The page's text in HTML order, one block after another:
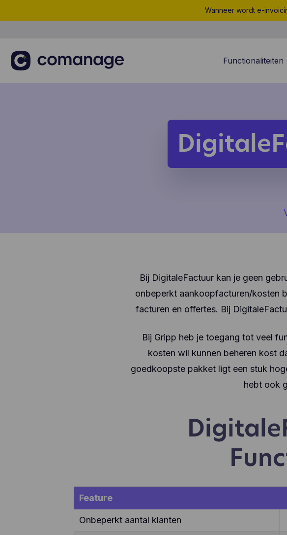
Wanneer wordt e-
Functionaliteiten
Offertes
Bij DigitaleFactuur kan je geen
onbeperkt aankoopfacturen/kosten
facturen en offertes. Bij
Bij Gripp heb je toegang tot veel
kosten wil kunnen beheren kost
goedkoopste pakket ligt een stuk
hebt ook
Feature
Onbeperkt aantal klanten